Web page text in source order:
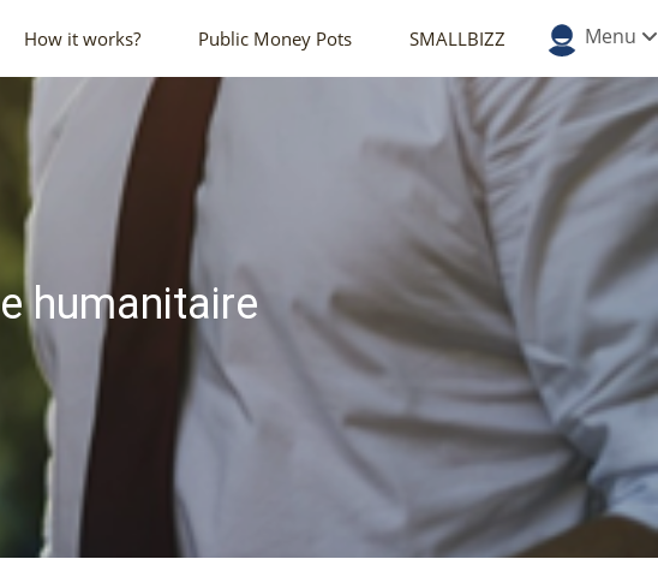
How it works? Public Money Pots SMALLBIZZ Menu
humanitaire